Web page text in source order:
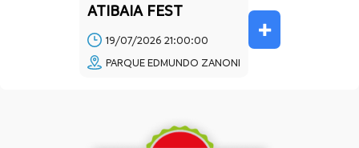
ATIBAIA FEST
19/07/2026 21:00:00
PARQUE EDMUNDO ZANONI
+